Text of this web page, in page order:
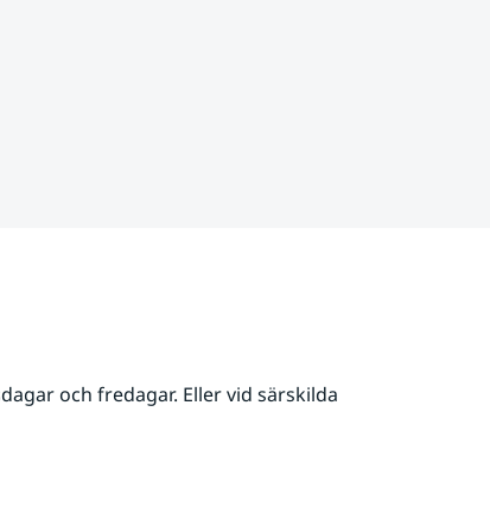
och fredagar. Eller vid särskilda